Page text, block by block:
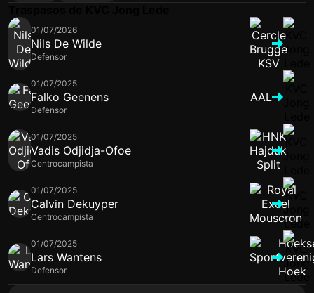
01/07/2026
Nils De Wilde
Defensor
01/07/2025
Falko Geenens
Defensor
AAL
01/07/2025
Vadis Odjidja-Ofoe
Centrocampista
01/07/2025
Calvin Dekuyper
Centrocampista
01/07/2025
Lars Wantens
Defensor